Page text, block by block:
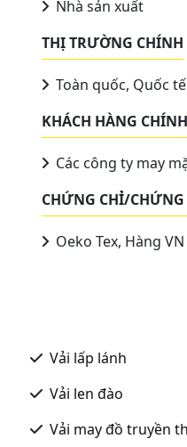
Nhà sản xuất
THỊ TRƯỜNG CHÍNH
Toàn quốc, Quốc tế
KHÁCH HÀNG CHÍNH
Các công ty may
CHỨNG CHỈ/
Oeko Tex, Hàng
Vải lấp lánh
Vải len đào
Vải may đồ truyền